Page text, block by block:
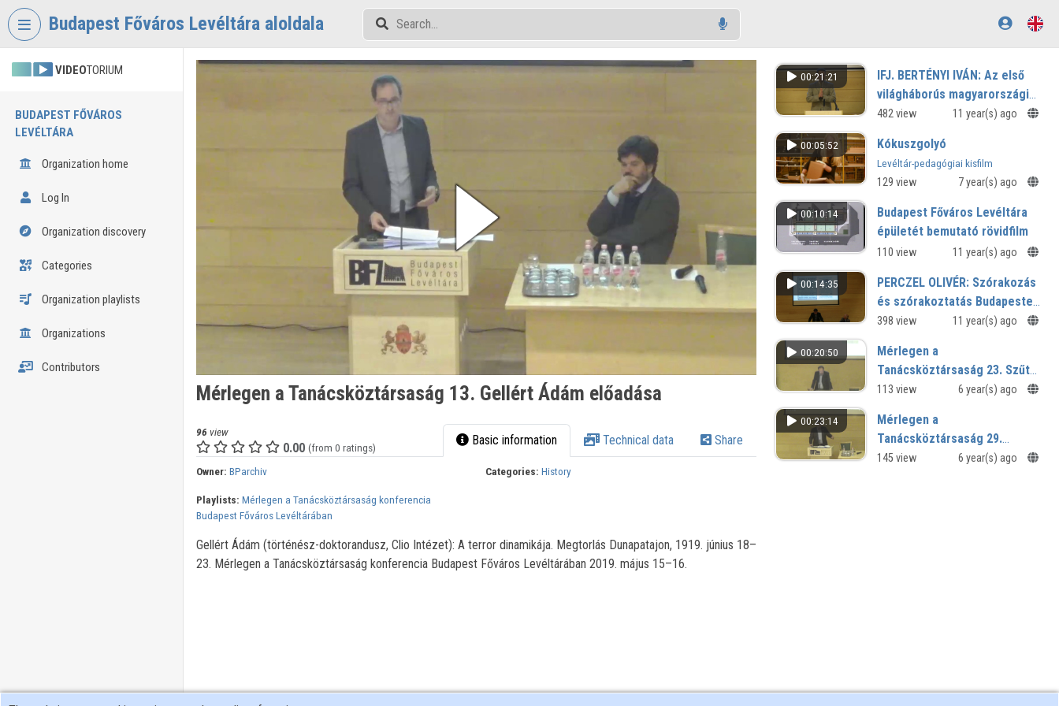
Skip header
Budapest Főváros Levéltára aloldala
VIDEOTORIUM
BUDAPEST FŐVÁROS
LEVÉLTÁRA
Organization home
Log In
Organization discovery
Categories
Organization playlists
Organizations
Contributors
Mérlegen a Tanácsköztársaság 13. Gellért Ádám előadása
96 view
0.00 (from 0 ratings) Basic information Technical data Share
Owner: BParchiv Categories: History
Playlists: Mérlegen a Tanácsköztársaság konferencia
Budapest Főváros Levéltárában
Gellért Ádám (történész-doktorandusz, Clio Intézet): A terror dinamikája. Megtorlás Dunapatajon, 1919. június 18–
23. Mérlegen a Tanácsköztársaság konferencia Budapest Főváros Levéltárában 2019. május 15–16.
00:21:21
IFJ. BERTÉNYI IVÁN: Az első
világháborús magyarországi
propaganda néhány
482 view 11 year(s) ago
00:05:52 Kókuszgolyó
Levéltár-pedagógiai kisfilm
129 view 7 year(s) ago
00:10:14
Budapest Főváros Levéltára
épületét bemutató rövidfilm
110 view 11 year(s) ago
00:14:35
PERCZEL OLIVÉR: Szórakozás
és szórakoztatás Budapesten
1914-ben
398 view 11 year(s) ago
00:20:50
Mérlegen a
Tanácsköztársaság 23. Szűts
István Gergely előadása
113 view 6 year(s) ago
00:23:14
Mérlegen a
Tanácsköztársaság 29.
Magyar Endre Lénárd
145 view 6 year(s) ago